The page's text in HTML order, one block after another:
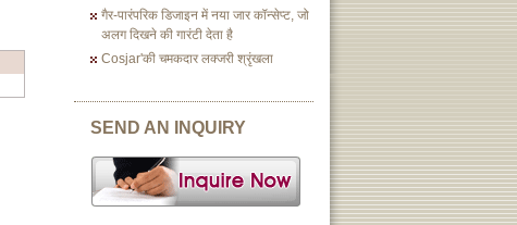
गैर-पारंपरिक डिजाइन में नया जार कॉन्सेप्ट, जो
अलग दिखने की गारंटी देता है
Cosjar'की चमकदार लक्जरी श्रृंखला
SEND AN INQUIRY